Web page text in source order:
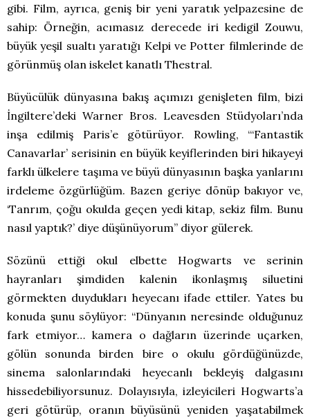
gibi. Film, ayrıca, geniş bir yeni yaratık yelpazesine de
sahip: Örneğin, acımasız derecede iri kedigil Zouwu,
büyük yeşil sualtı yaratığı Kelpi ve Potter filmlerinde de
görünmüş olan iskelet kanatlı Thestral.
Büyücülük dünyasına bakış açımızı genişleten film, bizi
İngiltere’deki Warner Bros. Leavesden Stüdyoları’nda
inşa edilmiş Paris’e götürüyor. Rowling, “‘Fantastik
Canavarlar’ serisinin en büyük keyiflerinden biri hikayeyi
farklı ülkelere taşıma ve büyü dünyasının başka yanlarını
irdeleme özgürlüğüm. Bazen geriye dönüp bakıyor ve,
‘Tanrım, çoğu okulda geçen yedi kitap, sekiz film. Bunu
nasıl yaptık?’ diye düşünüyorum” diyor gülerek.
Sözünü ettiği okul elbette Hogwarts ve serinin
hayranları şimdiden kalenin ikonlaşmış siluetini
görmekten duydukları heyecanı ifade ettiler. Yates bu
konuda şunu söylüyor: “Dünyanın neresinde olduğunuz
fark etmiyor… kamera o dağların üzerinde uçarken,
gölün sonunda birden bire o okulu gördüğünüzde,
sinema salonlarındaki heyecanlı bekleyiş dalgasını
hissedebiliyorsunuz. Dolayısıyla, izleyicileri Hogwarts’a
geri götürüp, oranın büyüsünü yeniden yaşatabilmek